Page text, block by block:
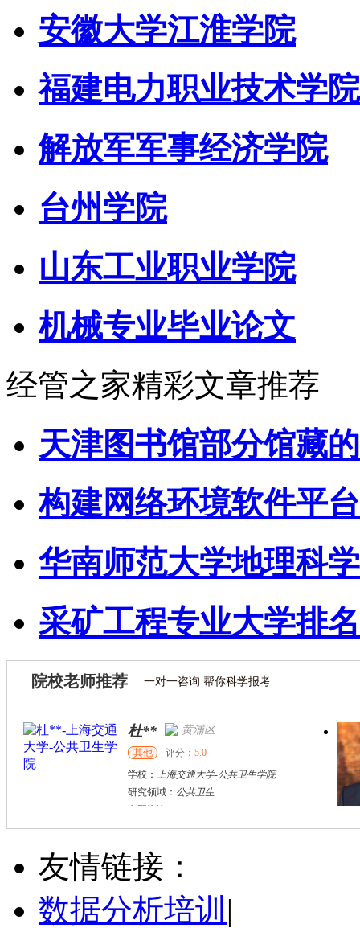
安徽大学江淮学院
福建电力职业技术学院
解放军军事经济学院
台州学院
山东工业职业学院
机械专业毕业论文
经管之家精彩文章推荐
天津图书馆部分馆藏
构建网络环境软件平
华南师范大学地理科
采矿工程专业大学排名
院校老师推荐 一对一咨询 帮你科学报考
杜** 黄浦区
其他 评分： 5.0
学校： 上海交通大学-公共卫生学院
研究领域： 公共卫生
立即咨询
万志宏 天津市
硕导
学校：南开大学
立即咨询
友情链接：
数据分析培训 |